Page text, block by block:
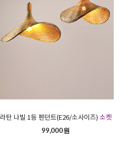
라탄 나빌 1등 펜던트(E26/소사이즈) 소켓
99,000원